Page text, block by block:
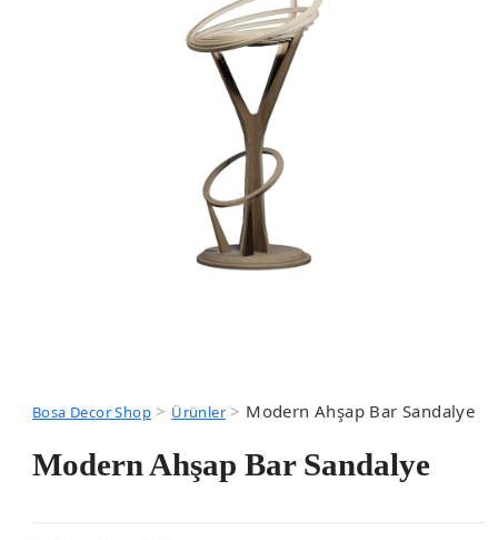
Bosa Decor Shop> Ürünler> Modern Ahşap Bar Sandalye
Modern Ahşap Bar Sandalye